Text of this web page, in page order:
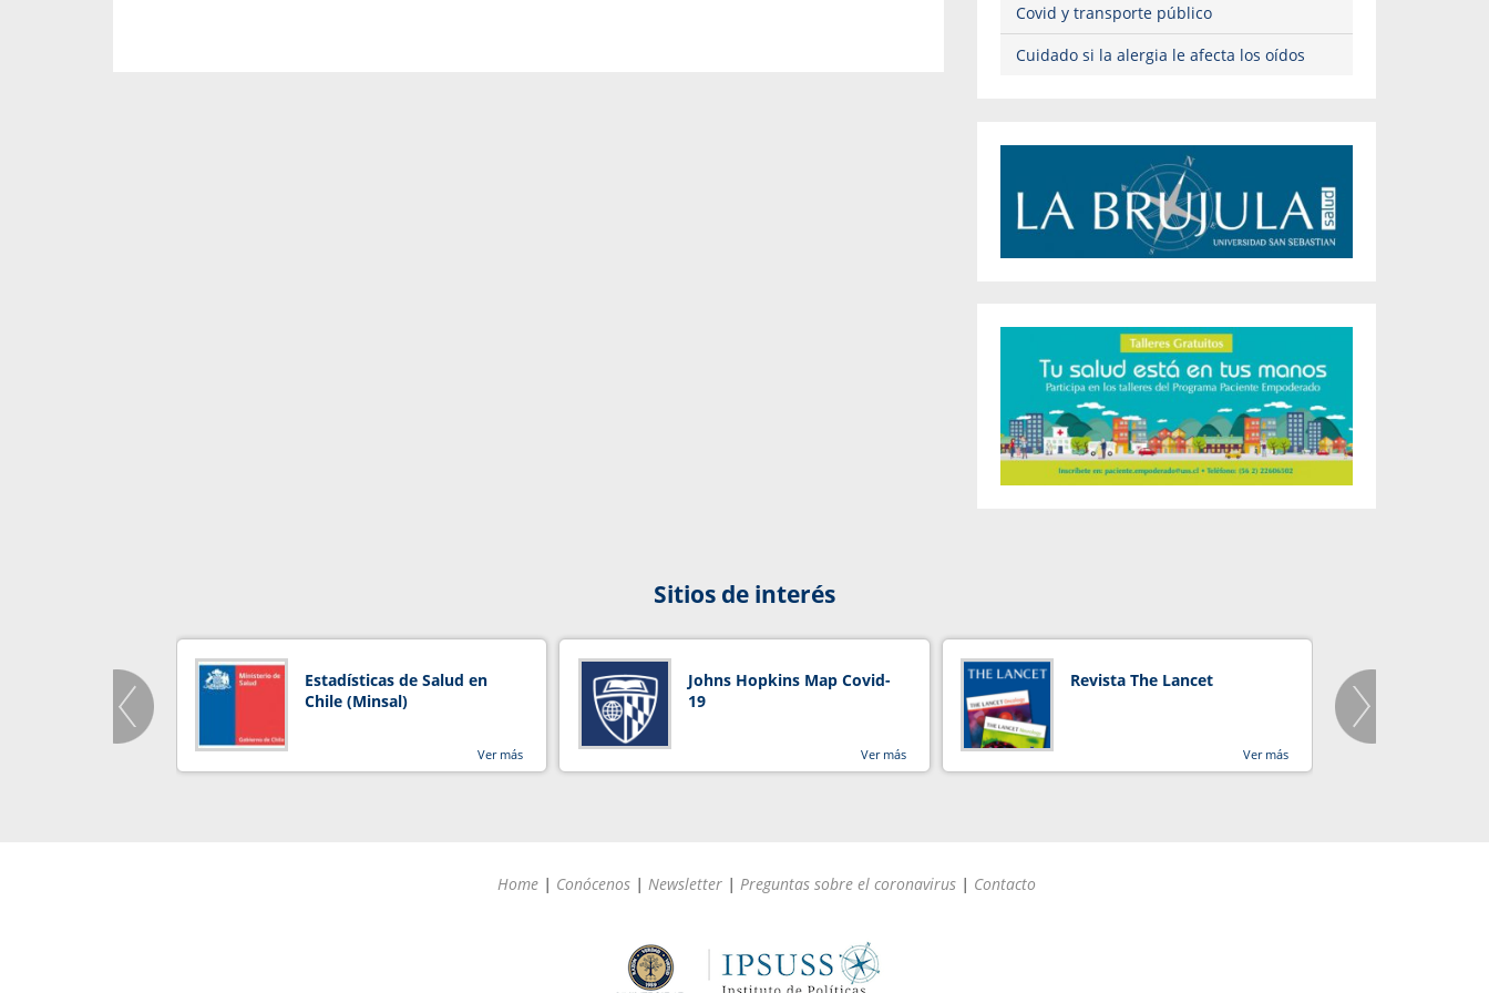
Covid y transporte público
Cuidado si la alergia le afecta los oídos
Sitios de interés
Estadísticas de Salud en
Chile (Minsal)
Ver más
Johns Hopkins Map Covid-
19
Ver más
Revista The Lancet
Ver más
Home | Conócenos | Newsletter | Preguntas sobre el coronavirus | Contacto